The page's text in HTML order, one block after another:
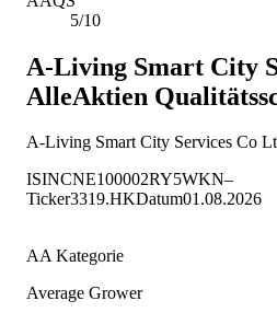
5/10
A-Living Smart City
AlleAktien
A-Living Smart City Services Co
ISINCNE100002RY5WKN–
Ticker3319.HKDatum01.08.2026
AA Kategorie
Average Grower